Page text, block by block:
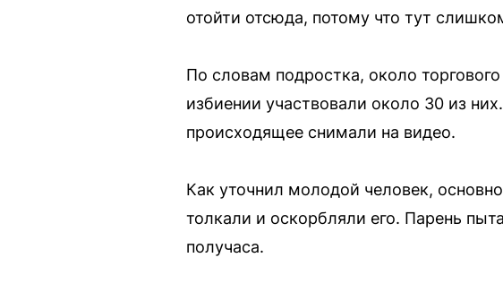
отойти отсюда, потому что тут
По словам подростка, около
избиении участвовали около 30 из
происходящее снимали на видео.
Как уточнил молодой человек,
толкали и оскорбляли его. Парень
получаса.